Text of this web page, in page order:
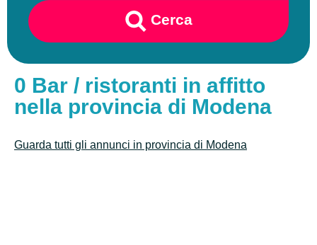
Cerca
Bar / ristoranti in affitto
nella provincia di Modena
Guarda tutti gli annunci in provincia di Modena